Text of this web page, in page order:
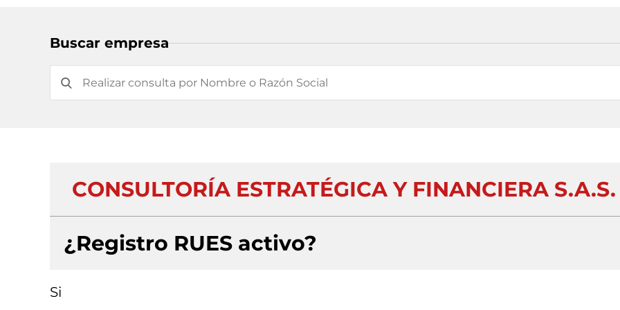
Buscar empresa
CONSULTORÍA ESTRATÉGICA Y FINANCIERA S.A.S.
¿Registro RUES activo?
Si